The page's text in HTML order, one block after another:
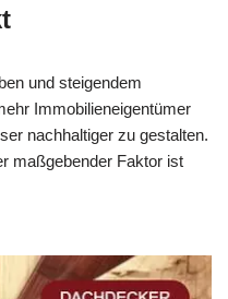
und steigendem
Immobilieneigentümer
nachhaltiger zu gestalten.
maßgebender Faktor ist